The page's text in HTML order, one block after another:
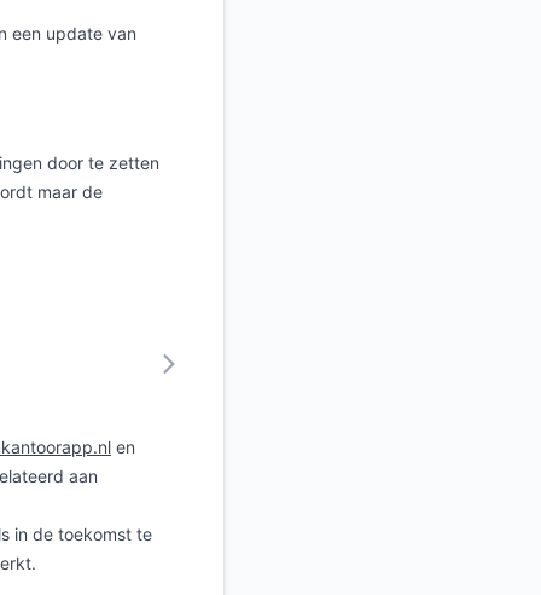
een update van
door te zetten
maar de
en
aan
in de toekomst te